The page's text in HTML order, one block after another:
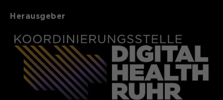
Herausgeber